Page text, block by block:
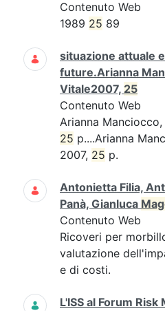
Contenuto Web
1989 25 89
situazione attuale
future.Arianna
Vitale2007, 25
Contenuto Web
Arianna
25 p....Arianna
2007, 25 p.
Antonietta Filia,
Panà, Gianluca
Contenuto Web
Ricoveri per
valutazione
e di costi.
L'ISS al Forum